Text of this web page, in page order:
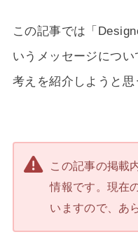
この記事では「
いうメッセージにつ
考えを紹介しようと思
この記事の掲載
情報です。現在
いますので、あ